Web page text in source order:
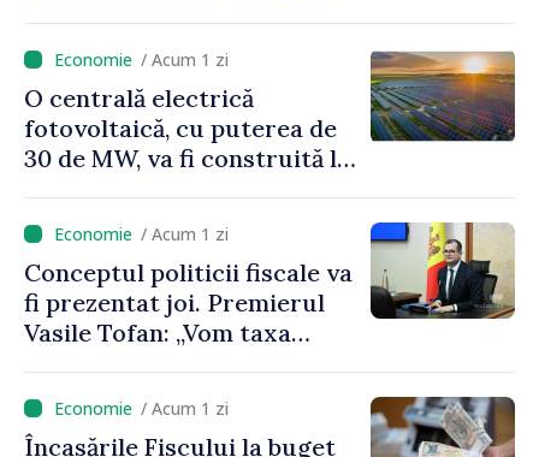
mari, trebuie să
economisim”/ Acum 1 zi
O centrală electrică
fotovoltaică, cu puterea de
30 de MW, va fi construită la
/ Acum 1 zi
Conceptul politicii fiscale va
fi prezentat joi. Premierul
Vasile Tofan: „Vom taxa
încuraja investițiile, vom
taxa mai mult viciile și
/ Acum 1 zi
Încasările Fiscului la buget